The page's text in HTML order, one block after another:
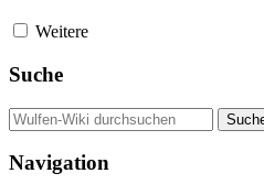
Weitere
Suche
Navigation